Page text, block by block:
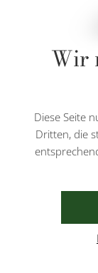
* Alle Preise inkl.
Diese Website
Wir
Diese Seite
Dritten, die